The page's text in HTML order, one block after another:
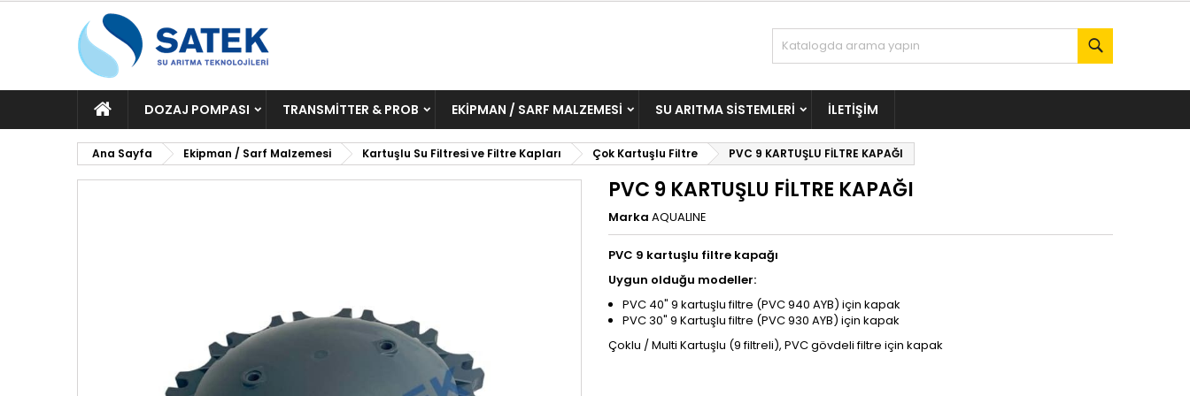
ANA
SAYFA
DOZAJ POMPASI TRANSMITTER & PROB EKIPMAN / SARF MALZEMESI SU ARITMA SISTEMLERI İLETIŞIM
Ana Sayfa Ekipman / Sarf Malzemesi Kartuşlu Su Filtresi ve Filtre Kapları Çok Kartuşlu Filtre PVC 9 KARTUŞLU FİLTRE KAPAĞI
PVC 9 KARTUŞLU FİLTRE KAPAĞI
Marka AQUALINE
PVC 9 kartuşlu filtre kapağı
Uygun olduğu modeller:
PVC 40" 9 kartuşlu filtre (PVC 940 AYB) için kapak
PVC 30" 9 Kartuşlu filtre (PVC 930 AYB) için kapak
Çoklu / Multi Kartuşlu (9 filtreli), PVC gövdeli filtre için kapak